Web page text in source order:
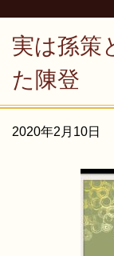
実は孫策
た陳登
2020年2月10日